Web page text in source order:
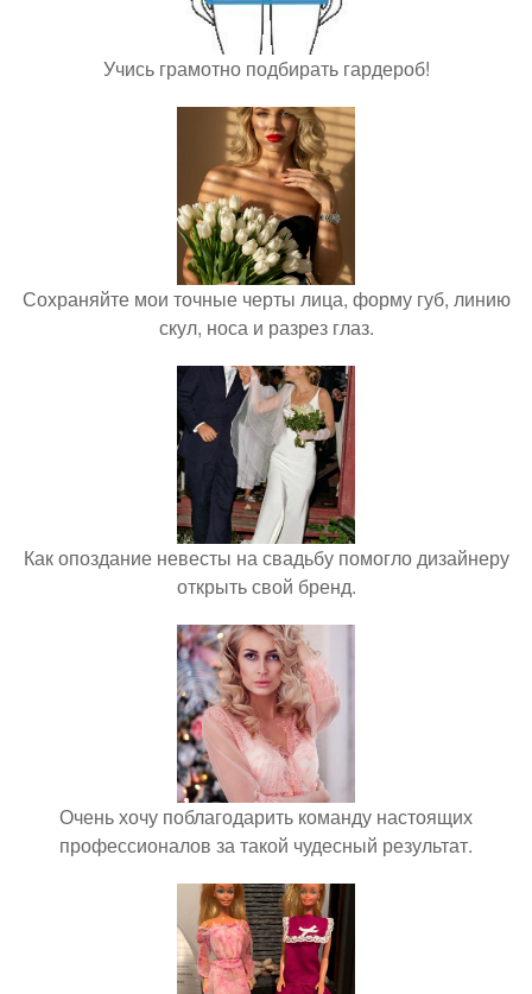
Учись грамотно подбирать гардероб!
Сохраняйте мои точные черты лица, форму губ, линию
скул, носа и разрез глаз.
Как опоздание невесты на свадьбу помогло дизайнеру
открыть свой бренд.
Очень хочу поблагодарить команду настоящих
профессионалов за такой чудесный результат.